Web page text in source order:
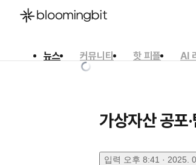
뉴스 커뮤니티 핫 피플 AI
가상자산 공포
입력 오후 8:41 · 2025.